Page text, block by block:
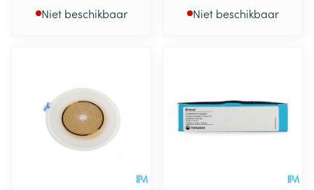
Niet beschikbaar Niet beschikbaar